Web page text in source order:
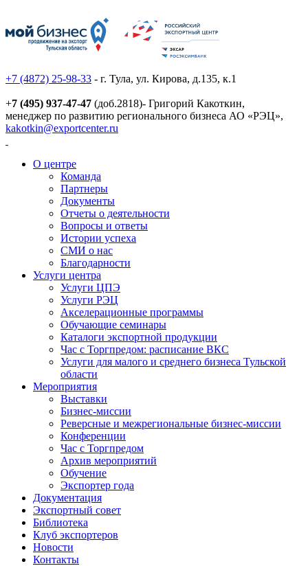
+7 (4872) 25-98-33 - г. Тула, ул. Кирова, д.135, к.1
+7 (495) 937-47-47 (доб.2818)- Григорий Какоткин,
менеджер по развитию регионального бизнеса АО «РЭЦ»,
kakotkin@exportcenter.ru
О центре
Команда
Партнеры
Документы
Отчеты о деятельности
Вопросы и ответы
Истории успеха
СМИ о нас
Благодарности
Услуги центра
Услуги ЦПЭ
Услуги РЭЦ
Акселерационные программы
Обучающие семинары
Каталоги экспортной продукции
Час с Торгпредом: расписание ВКС
Услуги для малого и среднего бизнеса Тульской
области
Мероприятия
Выставки
Бизнес-миссии
Реверсные и межрегиональные бизнес-миссии
Конференции
Час с Торгпредом
Архив мероприятий
Обучение
Экспортер года
Документация
Экспортный совет
Библиотека
Клуб экспортеров
Новости
Контакты